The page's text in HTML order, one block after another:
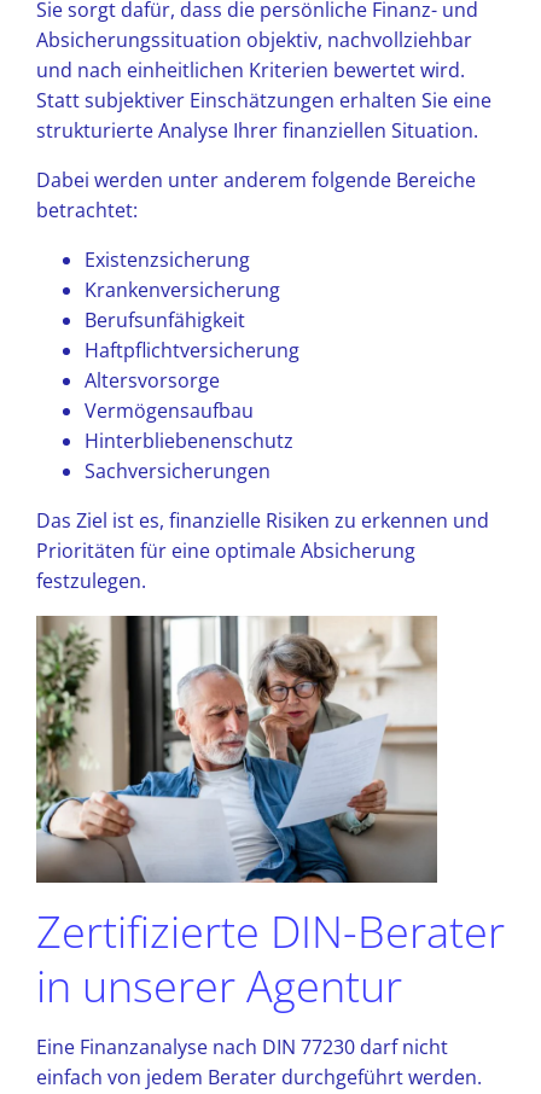
Sie sorgt dafür, dass die persönliche Finanz- und
Absicherungssituation objektiv, nachvollziehbar
und nach einheitlichen Kriterien bewertet wird.
Statt subjektiver Einschätzungen erhalten Sie eine
strukturierte Analyse Ihrer finanziellen Situation.
Dabei werden unter anderem folgende Bereiche
betrachtet:
Existenzsicherung
Krankenversicherung
Berufsunfähigkeit
Haftpflichtversicherung
Altersvorsorge
Vermögensaufbau
Hinterbliebenenschutz
Sachversicherungen
Das Ziel ist es, finanzielle Risiken zu erkennen und
Prioritäten für eine optimale Absicherung
festzulegen.
Zertifizierte DIN-Berater
in unserer Agentur
Eine Finanzanalyse nach DIN 77230 darf nicht
einfach von jedem Berater durchgeführt werden.